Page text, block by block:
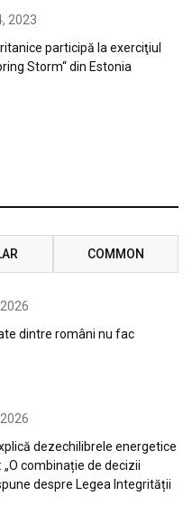
2023
participă la exerciţiul
Storm“ din Estonia
COMMON
dintre români nu fac
dezechilibrele energetice
„O combinație de decizii
despre Legea Integrității